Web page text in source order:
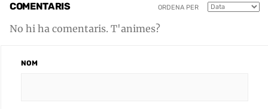
COMENTARIS ORDENA PER
No hi ha comentaris. T'animes?
NOM